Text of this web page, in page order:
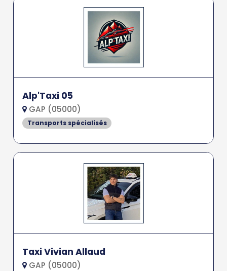
Alp'Taxi 05
GAP (05000)
Transports spécialisés
Taxi Vivian Allaud
GAP (05000)